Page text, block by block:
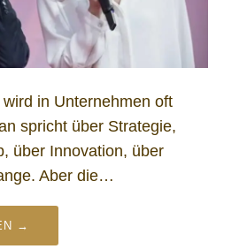
in Unternehmen oft
spricht über Strategie,
über Innovation, über
Aber die…
→